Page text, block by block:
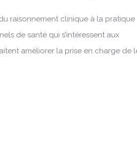
raisonnement clinique à la
de santé qui s’intéressent aux
améliorer la prise en charge de